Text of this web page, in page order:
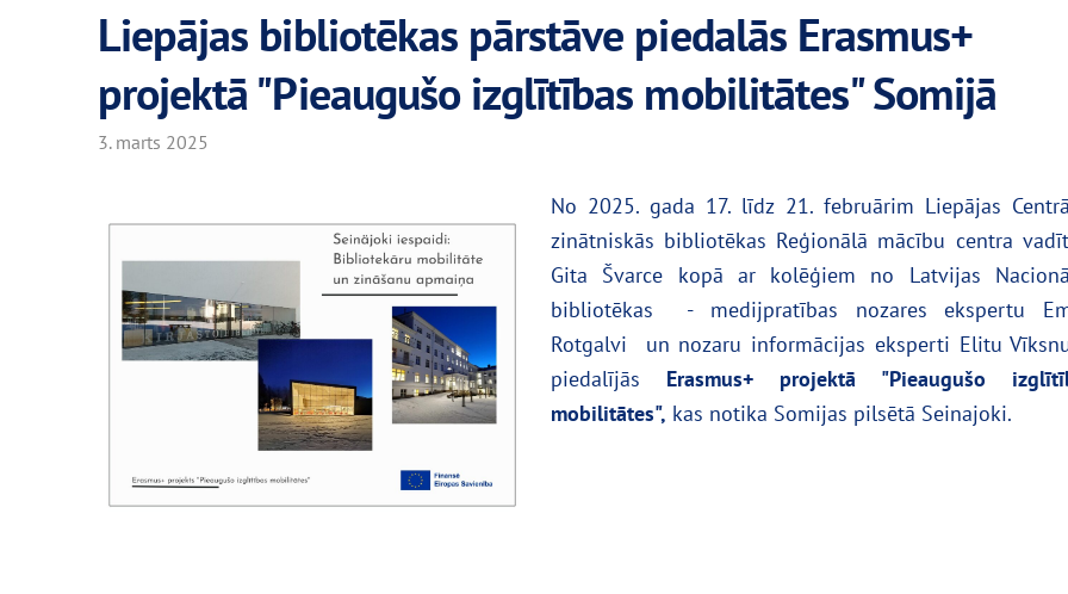
Liepājas bibliotēkas pārstāve piedalās Erasmus+
projektā "Pieaugušo izglītības mobilitātes" Somijā
3. marts 2025
No 2025. gada 17. līdz 21. februārim Liepājas
zinātniskās bibliotēkas Reģionālā mācību centra
Gita Švarce kopā ar kolēģiem no Latvijas
bibliotēkas - medijpratības nozares ekspertu
Rotgalvi un nozaru informācijas eksperti Elitu
piedalījās Erasmus+ projektā "Pieaugušo
mobilitātes", kas notika Somijas pilsētā Seinajoki.